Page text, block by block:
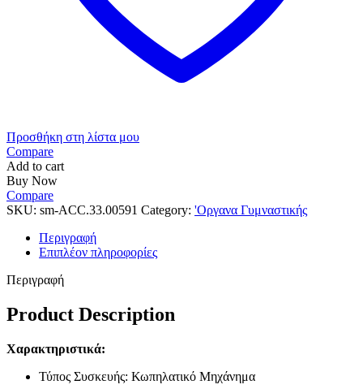
Προσθήκη στη λίστα μου
Compare
Add to cart
Buy Now
Compare
SKU: sm-ACC.33.00591 Category: 'Οργανα Γυμναστικής
Περιγραφή
Επιπλέον πληροφορίες
Περιγραφή
Product Description
Χαρακτηριστικά:
Τύπος Συσκευής: Κωπηλατικό Μηχάνημα